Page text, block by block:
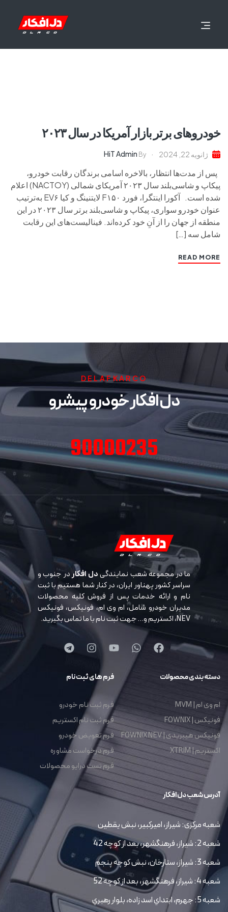
خودروهای برتر بازار آمریکا در سال ۲۰۲۳
ژانویه 22, 2024 By
HiT Admin
پس از مدت‌ها انتظار، بالاخره اسامی برندگان رقابت خودرو،
پیکاپ و شاسی‌بلند سال ۲۰۲۳ آمریکای شمالی (NACTOY) اعلام
شده است. آکورا اینتگرا، فورد F۱۵۰ لایتنینگ و کیا EV۶ به‌ترتیب
‌عنوان خودرو سواری، پیکاپ و شاسی‌بلند برتر سال ۲۰۲۳ در این
منطقه از جهان را از آنِ خود کرده‌اند. فینالیست‌های این رقابت‌
شامل سه […]
READ MORE
DELAFKARCO
دل افکار خودرو پیشرو
90000235
ما در مجموعه شعب نمایندگیدل افکاردر جنوب و
سراسر کشور پهناور ایران، در کنار شما هستیم با ثبت
نام و ارائه خدمات پس از فروش کلیه محصولات
مدیران خودرو شامل، ام وی ام، فونیکس، فونیکس
NEV، اکستریم و… جهت ثبت نام با ما تماس بگیرید.
دسته بندی محصولات
ام وی ام | MVM
فونیکس | FOWNIX
فونیکس هیبریدی | FOWNIX NEV
اکستریم | XTRIM
فرم های ثبت نام
فرم ثبت نام خودرو
فرم ثبت نام اکستریم
فرم تعویض خودرو
فرم درخواست مشاوره
فرم تست درایو محصولات
آدرس شعب دل افکار
شعبه مرکزی: شیراز، امیرکبیر، نبش یقطین
شعبه 2: شیراز، فرهنگشهر، بعد از کوچه 42
شعبه 3: شیراز، ستارخان، نبش کوچه پنجم
شعبه 4: شیراز، فرهنگشهر، بعد از کوچه 52
شعبه 5: جهرم، ابتداي اسد زاده، بلوار رهبري